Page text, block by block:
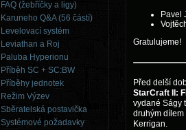
FAQ (žebříčky a ligy)
Karuneho Q&A (56 částí)
Levelovací systém
Leviathan a Roj
Paluba Hyperionu
Příběh SC + SC:BW
Příběhy jednotek
Režim Výzev
Sběratelská postavička
Systémové požadavky
Pavel
Gratulujeme!
Před delší
StarCraft II:
vydané Ságy
druhým
Kerrigan.